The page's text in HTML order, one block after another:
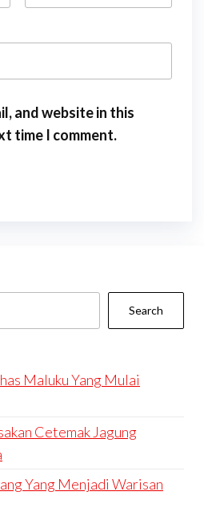
and website in this
time I comment.
Search
Maluku Yang Mulai
Cetemak Jagung
Yang Menjadi Warisan